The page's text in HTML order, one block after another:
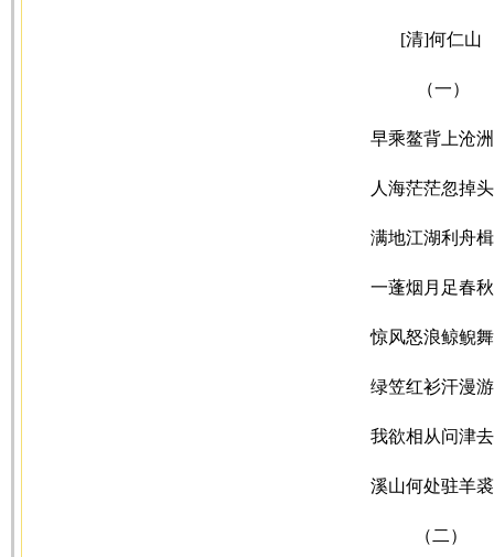
[清]何仁山
（一）
早乘鳌背上沧
人海茫茫忽掉
满地江湖利舟
一蓬烟月足春
惊风怒浪鲸鲵
绿笠红衫汗漫
我欲相从问津
溪山何处驻羊
（二）